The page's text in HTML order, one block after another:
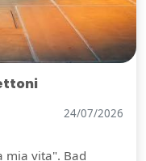
24/07/2026
mia vita". Bad